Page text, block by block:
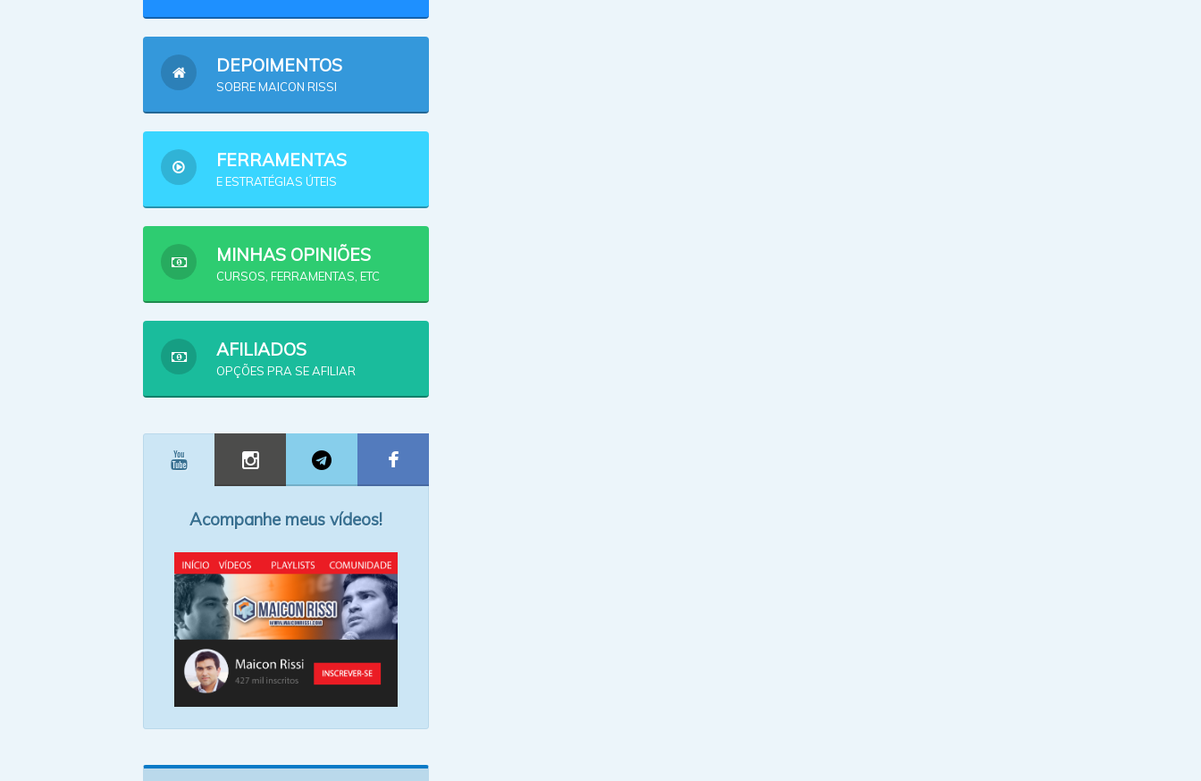
DEPOIMENTOS
SOBRE MAICON RISSI
FERRAMENTAS
E ESTRATÉGIAS ÚTEIS
MINHAS OPINIÕES
CURSOS, FERRAMENTAS, ETC
AFILIADOS
OPÇÕES PRA SE AFILIAR
Acompanhe meus vídeos!